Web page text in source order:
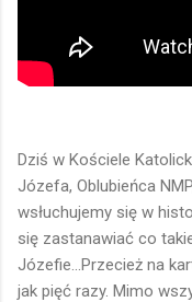
Dziś w Kościele
Józefa, Oblubieńca
wsłuchujemy się w
się zastanawiać co
Józefie...Przecież na
jak pięć razy. Mimo